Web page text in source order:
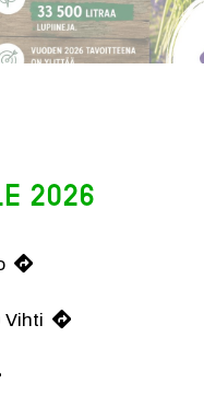
2026
ja
Vihti